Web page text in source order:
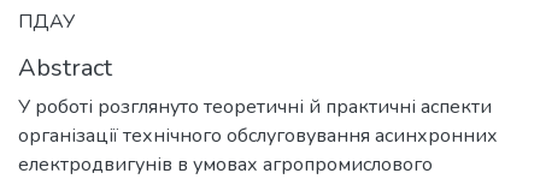
ПДАУ
Abstract
У роботі розглянуто теоретичні й практичні аспекти
організації технічного обслуговування асинхронних
електродвигунів в умовах агропромислового